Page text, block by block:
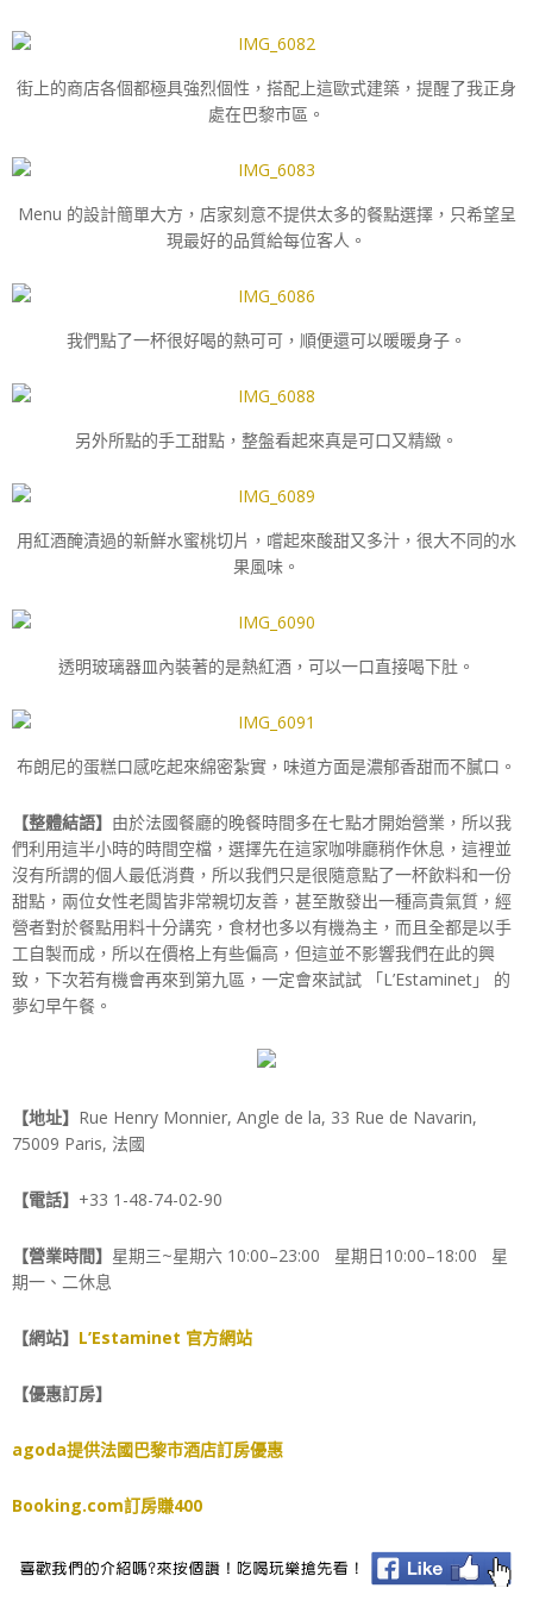
街上的商店各個都極具強烈個性，搭配上這歐式建築，提醒了我正身
處在巴黎市區。
Menu 的設計簡單大方，店家刻意不提供太多的餐點選擇，只希望呈
現最好的品質給每位客人。
我們點了一杯很好喝的熱可可，順便還可以暖暖身子。
另外所點的手工甜點，整盤看起來真是可口又精緻。
用紅酒醃漬過的新鮮水蜜桃切片，嚐起來酸甜又多汁，很大不同的水
果風味。
透明玻璃器皿內裝著的是熱紅酒，可以一口直接喝下肚。
布朗尼的蛋糕口感吃起來綿密紮實，味道方面是濃郁香甜而不膩口。
【整體結語】 由於法國餐廳的晚餐時間多在七點才開始營業，所以我
們利用這半小時的時間空檔，選擇先在這家咖啡廳稍作休息，這裡並
沒有所謂的個人最低消費，所以我們只是很隨意點了一杯飲料和一份
甜點，兩位女性老闆皆非常親切友善，甚至散發出一種高貴氣質，經
營者對於餐點用料十分講究，食材也多以有機為主，而且全都是以手
工自製而成，所以在價格上有些偏高，但這並不影響我們在此的興
致，下次若有機會再來到第九區，一定會來試試 「L’Estaminet」 的
夢幻早午餐。
【地址】 Rue Henry Monnier, Angle de la, 33 Rue de Navarin,
75009 Paris, 法國
【電話】 +33 1-48-74-02-90
【營業時間】 星期三~星期六 10:00–23:00 星期日10:00–18:00 星
期一、二休息
【網站】 L’Estaminet 官方網站
【優惠訂房】
agoda提供法國巴黎市酒店訂房優惠
Booking.com訂房賺400